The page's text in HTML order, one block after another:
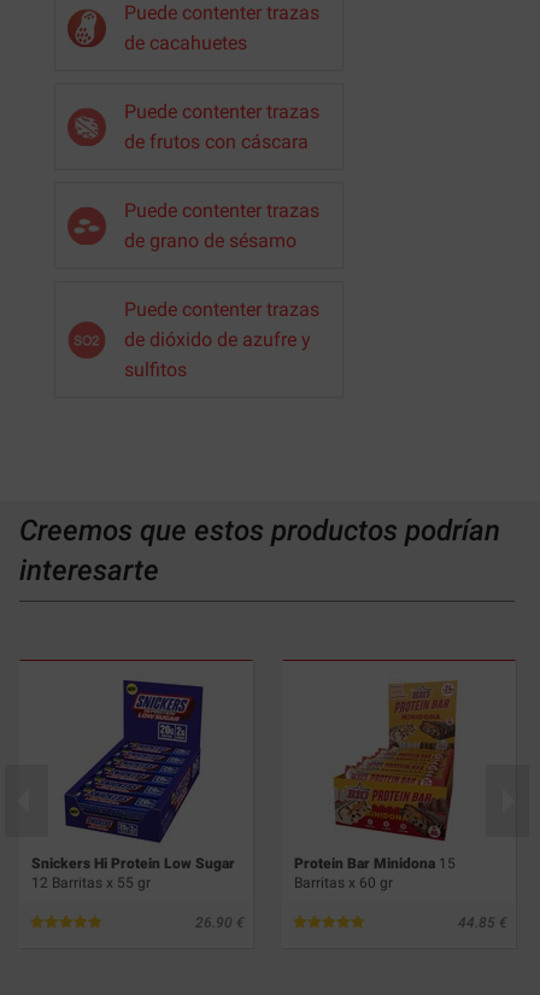
Puede contenter trazas
de cacahuetes
Puede contenter trazas
de frutos con cáscara
Puede contenter trazas
de grano de sésamo
Puede contenter trazas
de dióxido de azufre y
sulfitos
Creemos que estos productos podrían
interesarte
Snickers Hi Protein Low Sugar
12 Barritas x 55 gr
26.90
Protein Bar Minidona 15
Barritas x 60 gr
44.85